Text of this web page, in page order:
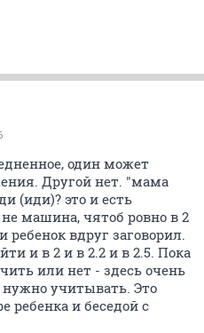
один может
Другой нет. "мама
(иди)? это и есть
машина, чятоб ровно в 2
вдруг заговорил.
и в 2 и в 2.2 и в 2.5. Пока
или нет - здесь очень
нужно учитывать. Это
ребенка и беседой с